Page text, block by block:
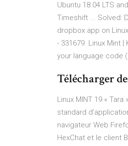
Ubuntu 18.04 LTS
Timeshift ... Solved:
dropbox app on
- 331679. Linux Mint
your language code
Télécharger
Linux MINT 19 «
standard
navigateur Web
HexChat et le client